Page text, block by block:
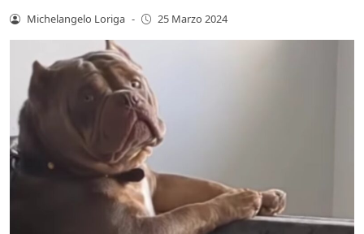
Michelangelo Loriga - 25 Marzo 2024